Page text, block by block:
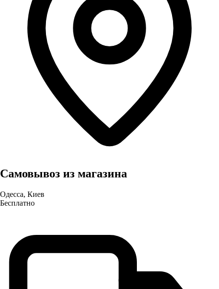
Самовывоз из магазина
Одесса, Киев
Бесплатно